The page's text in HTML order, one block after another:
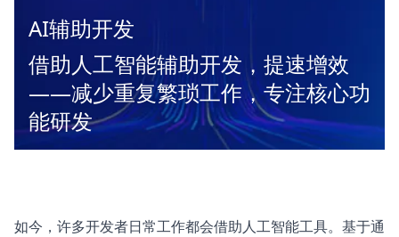
AI辅助开发
借助人工智能辅助开发，提速增效
——减少重复繁琐工作，专注核心功
能研发
如今，许多开发者日常工作都会借助人工智能工具。基于通